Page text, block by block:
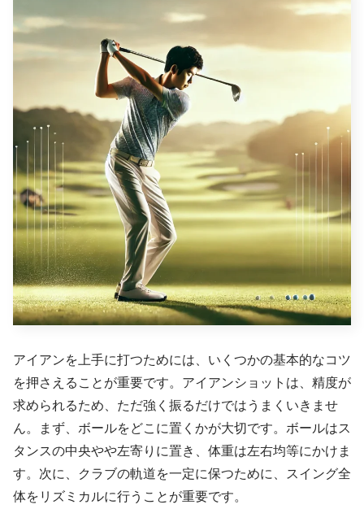
アイアンを上手に打つためには、いくつかの基本的なコツ
を押さえることが重要です。アイアンショットは、精度が
求められるため、ただ強く振るだけではうまくいきませ
ん。まず、ボールをどこに置くかが大切です。ボールはス
タンスの中央やや左寄りに置き、体重は左右均等にかけま
す。次に、クラブの軌道を一定に保つために、スイング全
体をリズミカルに行うことが重要です。